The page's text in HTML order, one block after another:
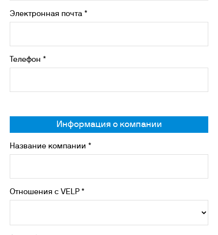
Электронная почта *
Телефон *
Информация о компании
Название компании *
Отношения с VELP *